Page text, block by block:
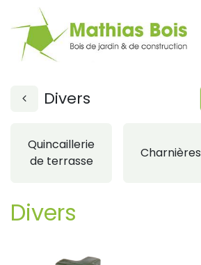
Divers
Quincaillerie
de terrasse
Charnières
Divers